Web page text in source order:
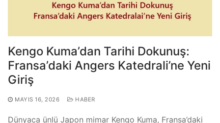
Kengo Kuma’dan Tarihi Dokunuş:
Fransa’daki Angers Katedrali’ne Yeni
Giriş
MAYIS 16, 2026 HABER
Dünyaca ünlü Japon mimar Kengo Kuma, Fransa’daki